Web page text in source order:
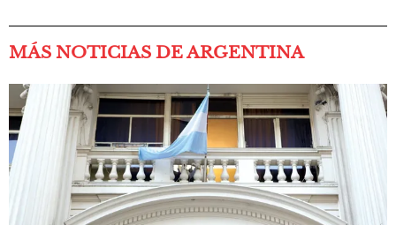
MÁS NOTICIAS DE ARGENTINA